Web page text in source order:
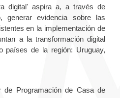
digital' aspira a, a través de
generar evidencia sobre las
en la implementación de
a la transformación digital
países de la región: Uruguay,
de Programación de Casa de